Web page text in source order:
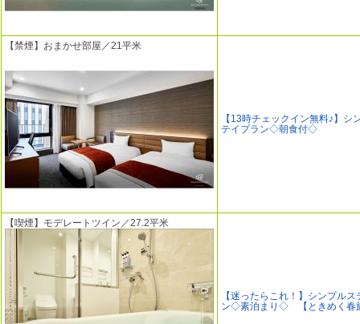
【禁煙】おまかせ部屋／21平米
【13時チェックイン無料♪】シ
テイプラン◇朝食付◇
【喫煙】モデレートツイン／27.2平米
【迷ったらこれ！】シンプルス
ン◇素泊まり◇ 【ときめく春